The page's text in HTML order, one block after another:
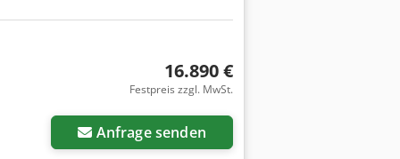
16.890 €
Festpreis zzgl. MwSt.
Anfrage senden